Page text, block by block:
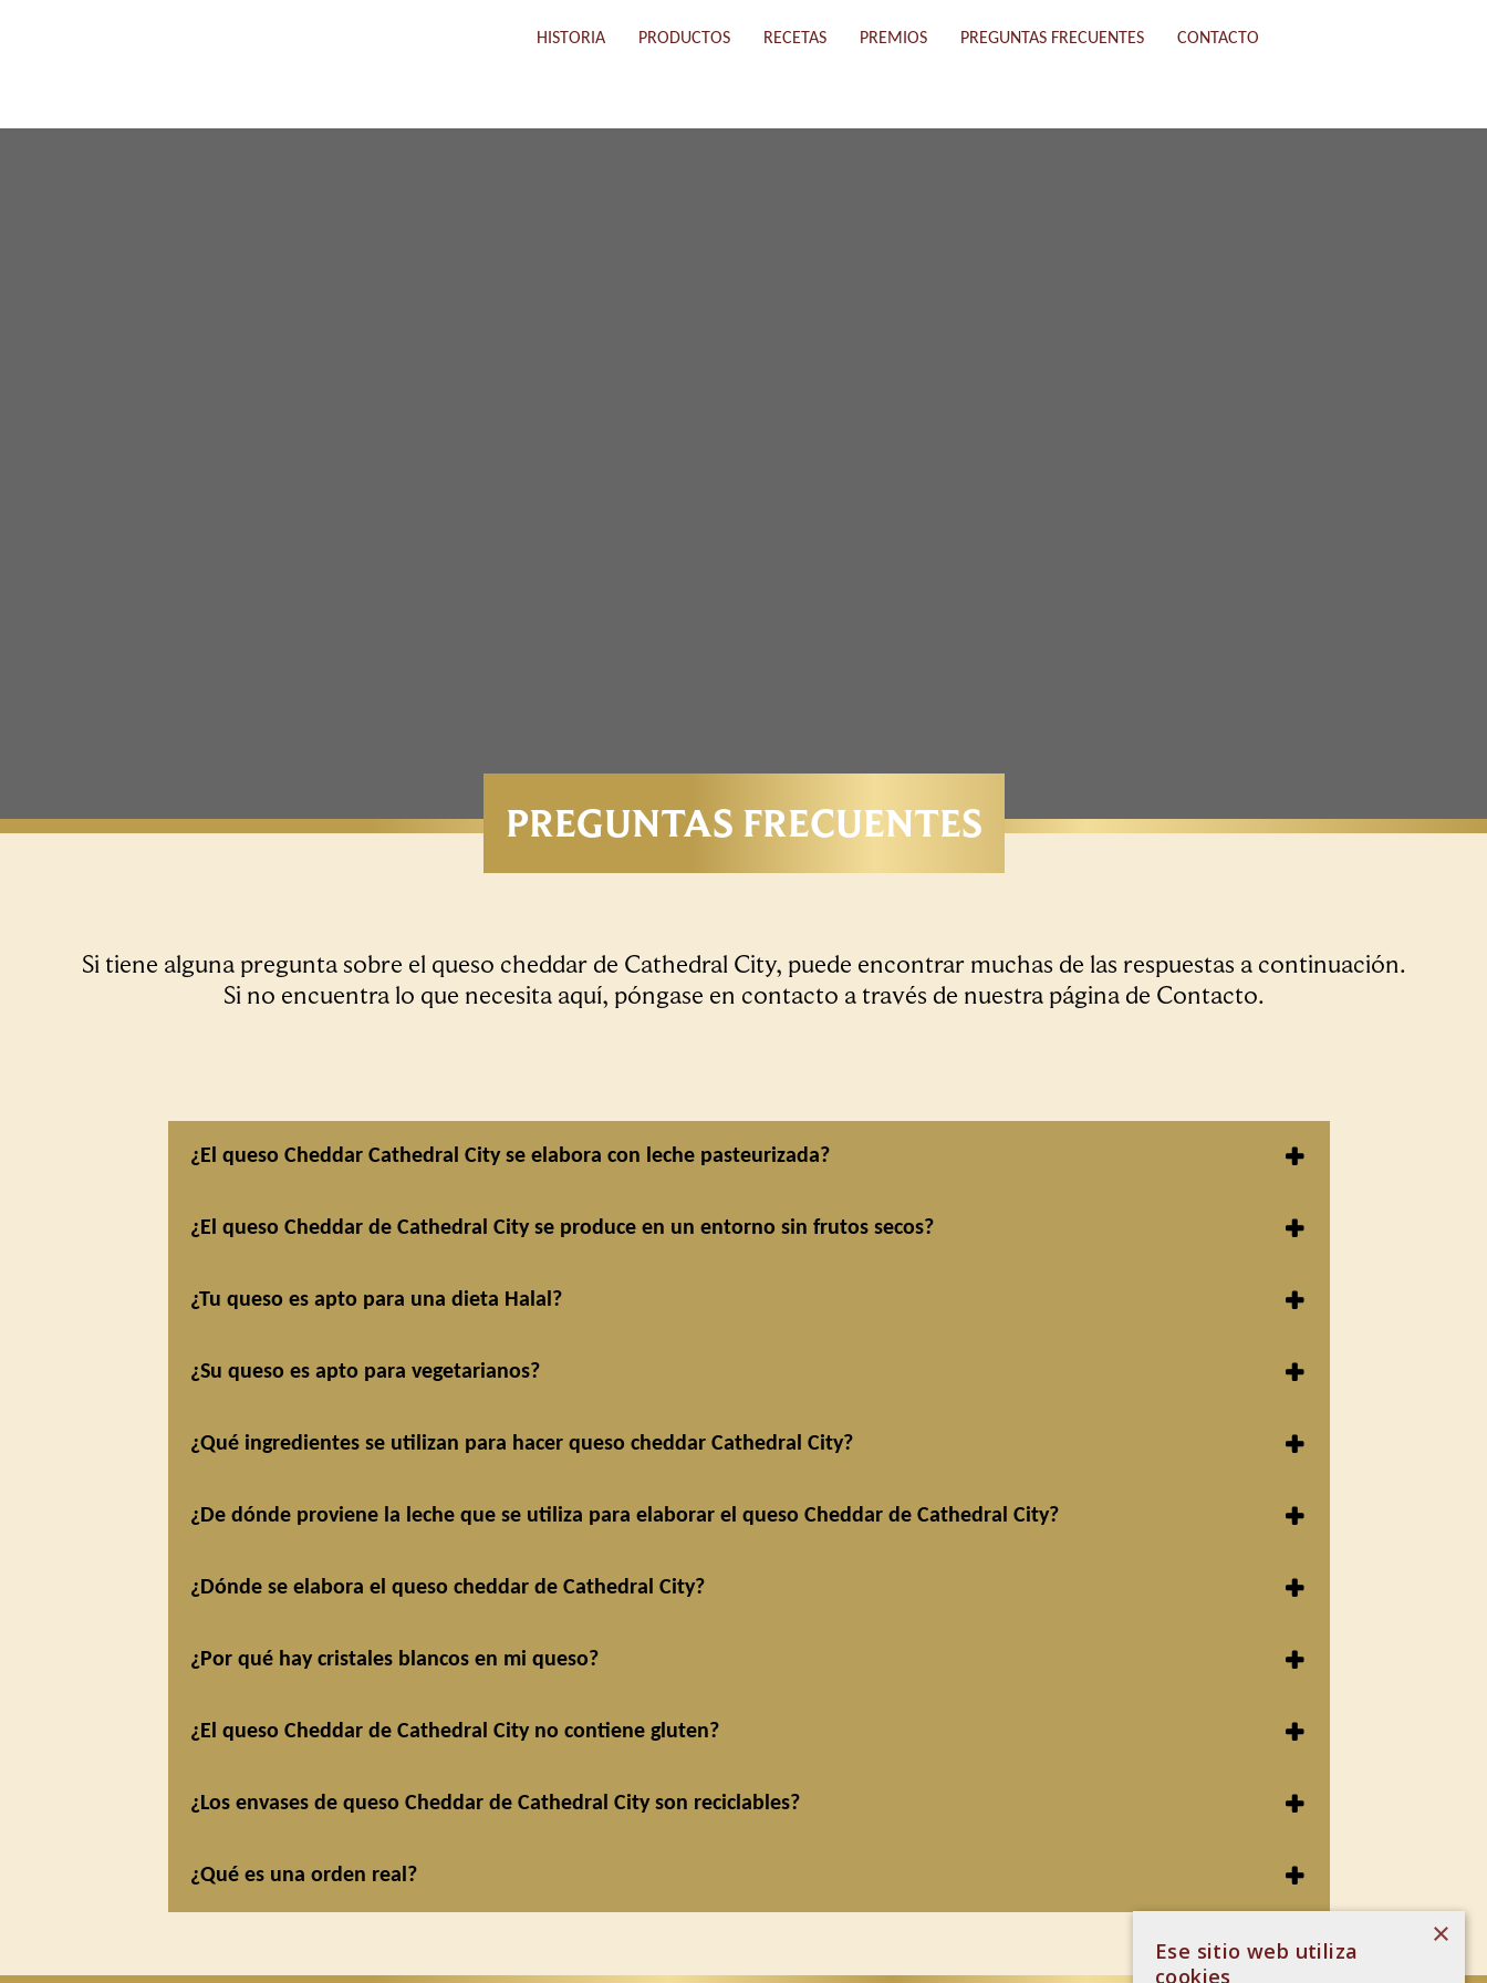
HISTORIA PRODUCTOS RECETAS PREMIOS PREGUNTAS FRECUENTES CONTACTO
PREGUNTAS FRECUENTES
Si tiene alguna pregunta sobre el queso cheddar de Cathedral City, puede encontrar muchas de las respuestas a continuación.
Si no encuentra lo que necesita aquí, póngase en contacto a través de nuestra página de Contacto.
¿El queso Cheddar Cathedral City se elabora con leche pasteurizada?
¿El queso Cheddar de Cathedral City se produce en un entorno sin frutos secos?
¿Tu queso es apto para una dieta Halal?
¿Su queso es apto para vegetarianos?
¿Qué ingredientes se utilizan para hacer queso cheddar Cathedral City?
¿De dónde proviene la leche que se utiliza para elaborar el queso Cheddar de Cathedral City?
¿Dónde se elabora el queso cheddar de Cathedral City?
¿Por qué hay cristales blancos en mi queso?
¿El queso Cheddar de Cathedral City no contiene gluten?
¿Los envases de queso Cheddar de Cathedral City son reciclables?
¿Qué es una orden real?
×
Ese sitio web utiliza
cookies